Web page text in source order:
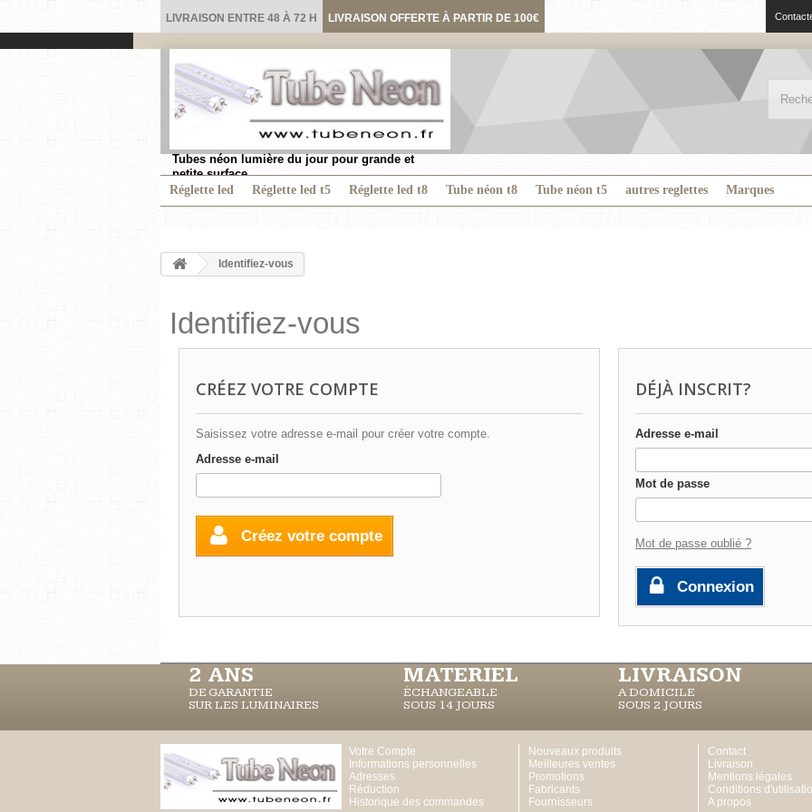
LIVRAISON ENTRE 48 À 72 H LIVRAISON OFFERTE À PARTIR DE 100€
Tubes néon lumière du jour pour grande et
petite surface.
Réglette led
Réglette led t5 Réglette led t8 Tube néon t8 Tube néon t5 autres reglettes Marques
Identifiez-vous
Identifiez-vous
CRÉEZ VOTRE COMPTE
Saisissez votre adresse e-mail pour créer votre compte.
Adresse e-mail
Créez votre compte
DÉJÀ INSCRIT?
Adresse e-mail
Mot de passe
Mot de passe oublié ?
Connexion
2 ANS
DE GARANTIE
SUR LES LUMINAIRES
MATERIEL
ÉCHANGEABLE
SOUS 14 JOURS
LIVRAISON
A DOMICILE
SOUS 2 JOURS
Votre Compte
Informations personnelles
Adresses
Réduction
Historique des commandes
Nouveaux produits
Meilleures ventes
Promotions
Fabricants
Fournisseurs
Contact
Livraison
Mentions légales
Conditions
A propos